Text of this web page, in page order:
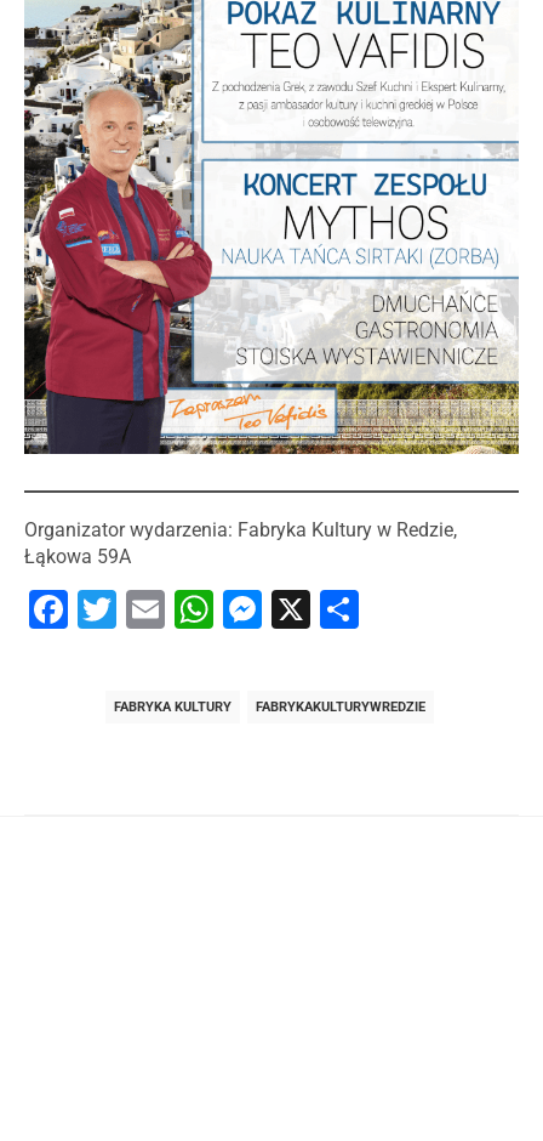
Organizator wydarzenia: Fabryka Kultury w Redzie,
Łąkowa 59A
Facebook
Twitter
EmailWhatsApp
Messenger
X
FABRYKA KULTURY FABRYKAKULTURYWREDZIE